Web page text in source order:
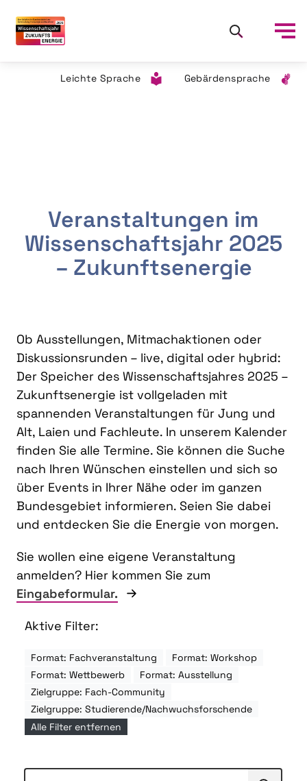
Leichte Sprache Gebärdensprache
Veranstaltungen im
Wissenschaftsjahr 2025
– Zukunftsenergie
Ob Ausstellungen, Mitmachaktionen oder
Diskussionsrunden – live, digital oder hybrid:
Der Speicher des Wissenschaftsjahres 2025 –
Zukunftsenergie ist vollgeladen mit
spannenden Veranstaltungen für Jung und
Alt, Laien und Fachleute. In unserem Kalender
finden Sie alle Termine. Sie können die Suche
nach Ihren Wünschen einstellen und sich so
über Events in Ihrer Nähe oder im ganzen
Bundesgebiet informieren. Seien Sie dabei
und entdecken Sie die Energie von morgen.
Sie wollen eine eigene Veranstaltung
anmelden? Hier kommen Sie zum
Eingabeformular.
Aktive Filter:
Format: Fachveranstaltung
Format: Workshop
Format: Wettbewerb
Format: Ausstellung
Zielgruppe: Fach-Community
Zielgruppe: Studierende/Nachwuchsforschende
Alle Filter entfernen